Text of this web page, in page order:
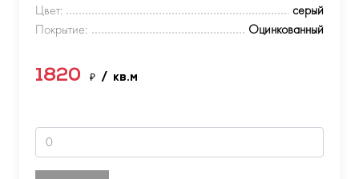
Цвет:
серый
Покрытие:
Оцинкованный
1820 ₽ / кв.м